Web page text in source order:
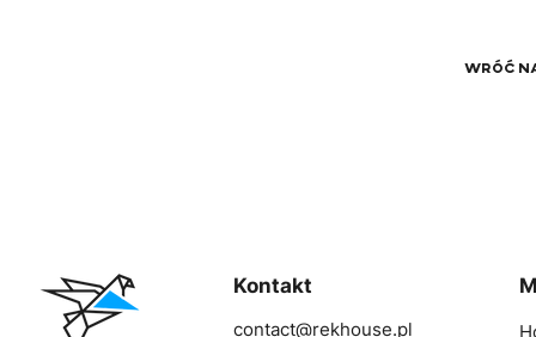
WRÓĆ
Kontakt
contact@rekhouse.pl